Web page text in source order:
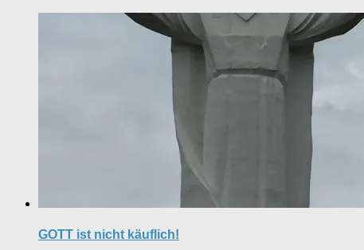
GOTT ist nicht käuflich!